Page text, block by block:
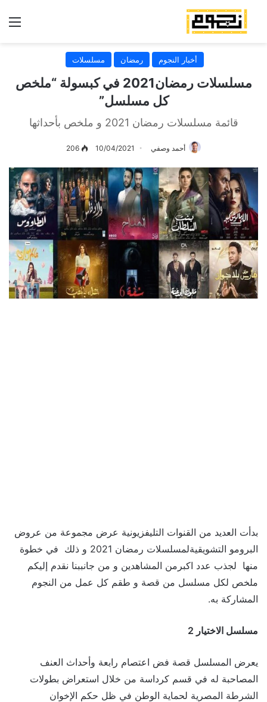
أخبار النجوم رمضان مسلسلات
مسلسلات رمضان2021 في كبسولة “ملخص
كل مسلسل”
قائمة مسلسلات رمضان 2021 و ملخص بأحداثها
أحمد وصفي 10/04/2021
206
بدأت العديد من القنوات التليفزيونية عرض مجموعة من عروض
البرومو التشويقيةلمسلسلات رمضان 2021 و ذلك في خطوة
منها لجذب عدد اكبرمن المشاهدين و من جانببنا نقدم إليكم
ملخص لكل مسلسل من قصة و طقم كل عمل من النجوم
المشاركة به.
مسلسل الاختيار 2
يعرض المسلسل قصة فض اعتصام رابعة وأحداث العنف
المصاحبة له في قسم كرداسة من خلال استعراض بطولات
الشرطة المصرية لحماية الوطن في ظل حكم الإخوان